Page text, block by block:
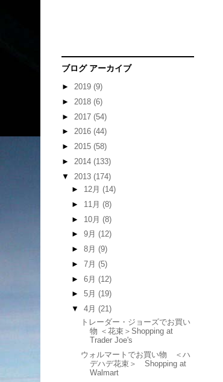
ブログ アーカイブ
► 2019 (9)
► 2018 (6)
► 2017 (54)
► 2016 (44)
► 2015 (58)
► 2014 (133)
▼ 2013 (174)
► 12月 (14)
► 11月 (8)
► 10月 (8)
► 9月 (12)
► 8月 (9)
► 7月 (5)
► 6月 (12)
► 5月 (19)
▼ 4月 (21)
トレーダー・ジョーズでお買い
物 ＜花束＞Shopping at
Trader Joe's
ウォルマートでお買い物 ＜ハ
デハデ花束＞ Shopping at
Walmart